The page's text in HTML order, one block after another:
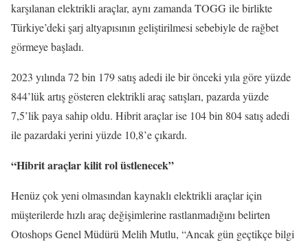
karşılanan elektrikli araçlar, aynı zamanda TOGG ile birlikte
Türkiye’deki şarj altyapısının geliştirilmesi sebebiyle de rağbet
görmeye başladı.
2023 yılında 72 bin 179 satış adedi ile bir önceki yıla göre yüzde
844’lük artış gösteren elektrikli araç satışları, pazarda yüzde
7,5’lik paya sahip oldu. Hibrit araçlar ise 104 bin 804 satış adedi
ile pazardaki yerini yüzde 10,8’e çıkardı.
“Hibrit araçlar kilit rol üstlenecek”
Henüz çok yeni olmasından kaynaklı elektrikli araçlar için
müşterilerde hızlı araç değişimlerine rastlanmadığını belirten
Otoshops Genel Müdürü Melih Mutlu, “Ancak gün geçtikçe bilgi